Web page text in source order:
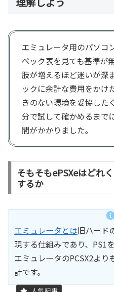
エミュレータ用のパソコ
ペック表を見ても基準が
肢が増えるほど迷いが深
ックに余計な費用をかけ
きのない環境を妥協した
分で試して確かめるまで
間がかかりました。
そもそもePSXeはどれ
するか
エミュレータとは旧ハード
現する仕組みであり、PS1
エミュレータのPCSX2よ
計です。